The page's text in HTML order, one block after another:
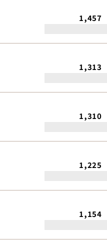
1,457
1,313
1,310
1,225
1,154